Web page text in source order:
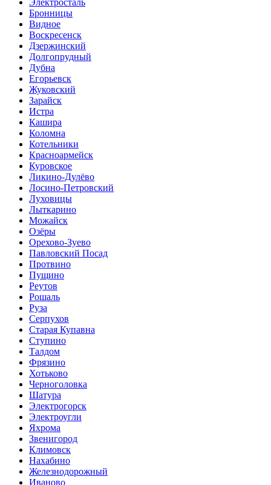
Бронницы
Видное
Воскресенск
Дзержинский
Долгопрудный
Дубна
Егорьевск
Жуковский
Зарайск
Истра
Кашира
Коломна
Котельники
Красноармейск
Куровское
Ликино-Дулёво
Лосино-Петровский
Луховицы
Лыткарино
Можайск
Озёры
Орехово-Зуево
Павловский Посад
Протвино
Пущино
Реутов
Рошаль
Руза
Серпухов
Старая Купавна
Ступино
Талдом
Фрязино
Хотьково
Черноголовка
Шатура
Электрогорск
Электроугли
Яхрома
Звенигород
Климовск
Нахабино
Железнодорожный
Иваново